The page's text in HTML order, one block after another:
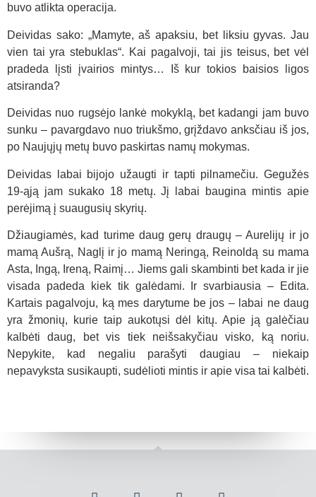
buvo atlikta operacija.
Deividas sako: „Mamyte, aš apaksiu, bet liksiu gyvas. Jau
vien tai yra stebuklas“. Kai pagalvoji, tai jis teisus, bet vėl
pradeda lįsti įvairios mintys… Iš kur tokios baisios ligos
atsiranda?
Deividas nuo rugsėjo lankė mokyklą, bet kadangi jam buvo
sunku – pavargdavo nuo triukšmo, grįždavo anksčiau iš jos,
po Naujųjų metų buvo paskirtas namų mokymas.
Deividas labai bijojo užaugti ir tapti pilnamečiu. Gegužės
19-ąją jam sukako 18 metų. Jį labai baugina mintis apie
perėjimą į suaugusių skyrių.
Džiaugiamės, kad turime daug gerų draugų – Aurelijų ir jo
mamą Aušrą, Naglį ir jo mamą Neringą, Reinoldą su mama
Asta, Ingą, Ireną, Raimį… Jiems gali skambinti bet kada ir jie
visada padeda kiek tik galėdami. Ir svarbiausia – Edita.
Kartais pagalvoju, ką mes darytume be jos – labai ne daug
yra žmonių, kurie taip aukotųsi dėl kitų. Apie ją galėčiau
kalbėti daug, bet vis tiek neišsakyčiau visko, ką noriu.
Nepykite, kad negaliu parašyti daugiau – niekaip
nepavyksta susikaupti, sudėlioti mintis ir apie visa tai kalbėti.